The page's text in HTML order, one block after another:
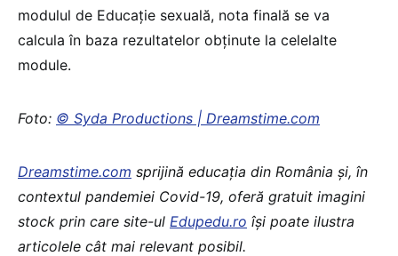
modulul de Educaţie sexuală, nota finală se va
calcula în baza rezultatelor obţinute la celelalte
module.
Foto: © Syda Productions | Dreamstime.com
Dreamstime.com sprijină educaţia din România şi, în
contextul pandemiei Covid-19, oferă gratuit imagini
stock prin care site-ul Edupedu.ro îşi poate ilustra
articolele cât mai relevant posibil.